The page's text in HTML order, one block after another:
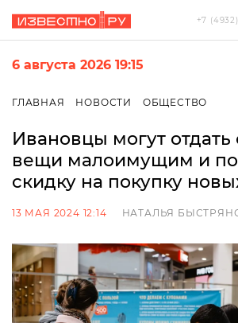
+7
6 августа 2026 19:15
ГЛАВНАЯ НОВОСТИ ОБЩЕСТВО
Ивановцы могут отдать
вещи малоимущим и
скидку на покупку
13 МАЯ 2024 12:14 НАТАЛЬЯ